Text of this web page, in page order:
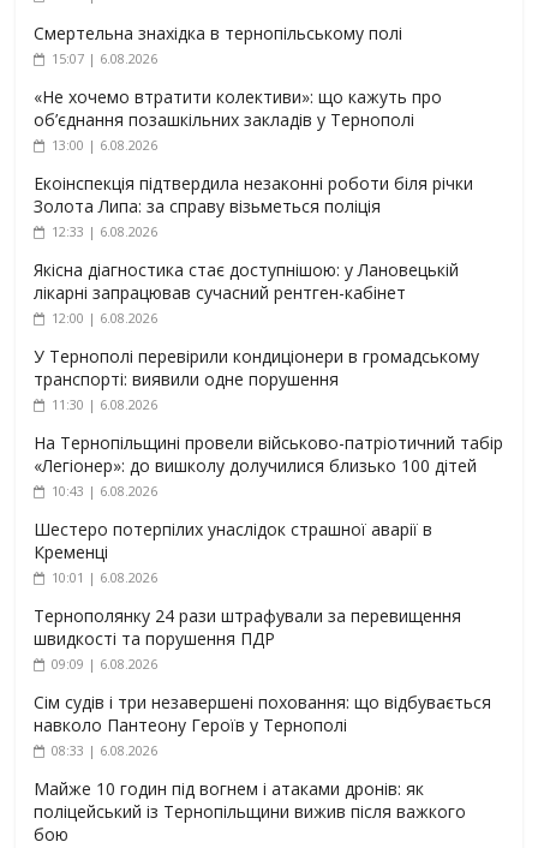
Смертельна знахідка в тернопільському полі
15:07 | 6.08.2026
«Не хочемо втратити колективи»: що кажуть про
об’єднання позашкільних закладів у Тернополі
13:00 | 6.08.2026
Екоінспекція підтвердила незаконні роботи біля річки
Золота Липа: за справу візьметься поліція
12:33 | 6.08.2026
Якісна діагностика стає доступнішою: у Лановецькій
лікарні запрацював сучасний рентген-кабінет
12:00 | 6.08.2026
У Тернополі перевірили кондиціонери в громадському
транспорті: виявили одне порушення
11:30 | 6.08.2026
На Тернопільщині провели військово-патріотичний табір
«Легіонер»: до вишколу долучилися близько 100 дітей
10:43 | 6.08.2026
Шестеро потерпілих унаслідок страшної аварії в
Кременці
10:01 | 6.08.2026
Тернополянку 24 рази штрафували за перевищення
швидкості та порушення ПДР
09:09 | 6.08.2026
Сім судів і три незавершені поховання: що відбувається
навколо Пантеону Героїв у Тернополі
08:33 | 6.08.2026
Майже 10 годин під вогнем і атаками дронів: як
поліцейський із Тернопільщини вижив після важкого
бою